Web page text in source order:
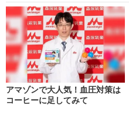
アマゾンで大人気！血圧対策は
コーヒーに足してみて